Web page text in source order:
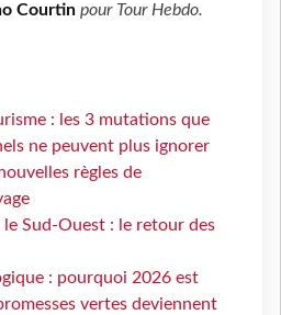
Courtin pour Tour Hebdo.
: les 3 mutations que
ne peuvent plus ignorer
règles de
le Sud-Ouest : le retour des
: pourquoi 2026 est
vertes deviennent